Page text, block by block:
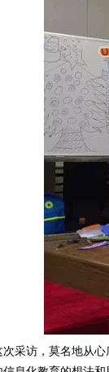
次采访，莫名地从